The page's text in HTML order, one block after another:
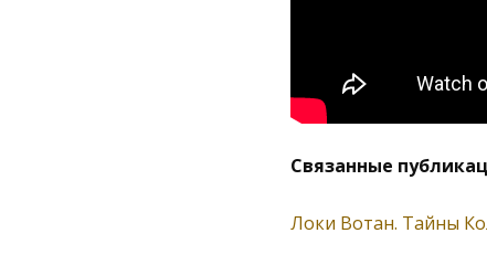
Связанные
Локи Вотан. Тайны